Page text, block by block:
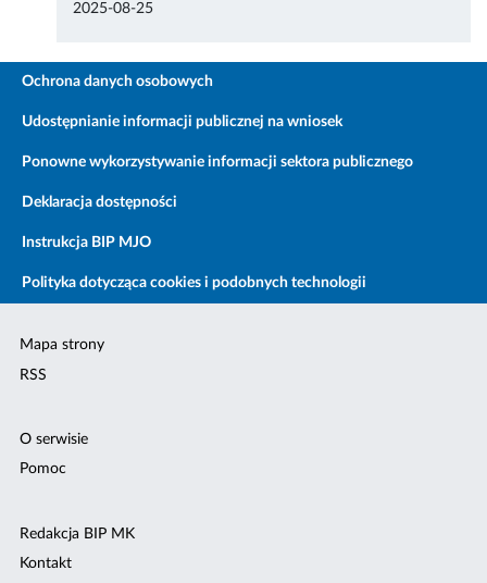
2025-08-25
Ochrona danych osobowych
Udostępnianie informacji publicznej na wniosek
Ponowne wykorzystywanie informacji sektora publicznego
Deklaracja dostępności
Instrukcja BIP MJO
Polityka dotycząca cookies i podobnych technologii
Mapa strony
RSS
O serwisie
Pomoc
Redakcja BIP MK
Kontakt